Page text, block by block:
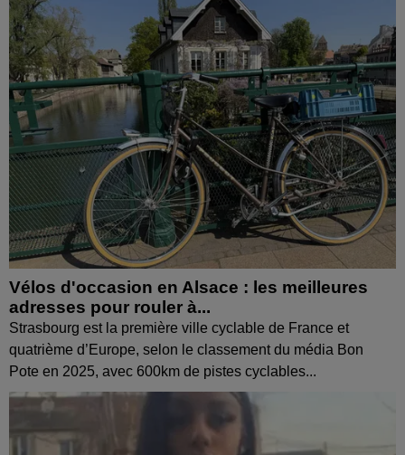
Vélos d'occasion en Alsace : les meilleures
adresses pour rouler à...
Strasbourg est la première ville cyclable de France et
quatrième d’Europe, selon le classement du média Bon
Pote en 2025, avec 600km de pistes cyclables...